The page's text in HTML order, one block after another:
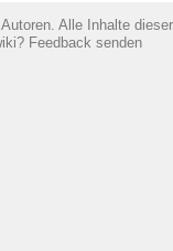
Alle Inhalte
Feedback senden